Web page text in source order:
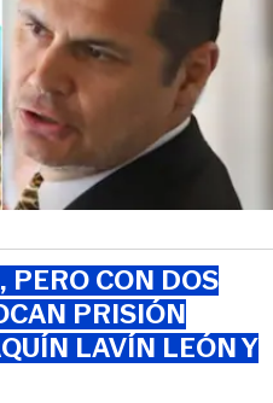
PERO CON DOS
PRISIÓN
LAVÍN LEÓN Y